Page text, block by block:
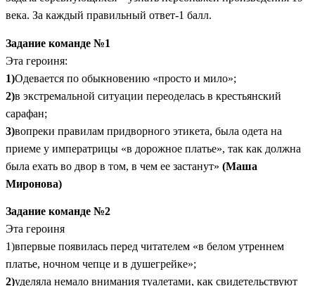
века. За каждый правильный ответ-1 балл.
Задание команде №1
Эта героиня:
1)Одевается по обыкновению «просто и мило»;
2)в экстремальной ситуации переоделась в крестьянский
сарафан;
3)вопреки правилам придворного этикета, была одета на
приеме у императрицы «в дорожное платье», так как должна
была ехать во двор в том, в чем ее застанут» (Маша
Миронова)
Задание команде №2
Эта героиня
1)впервые появилась перед читателем «в белом утреннем
платье, ночном чепце и в душегрейке»;
2)уделяла немало внимания туалетами, как свидетельствуют